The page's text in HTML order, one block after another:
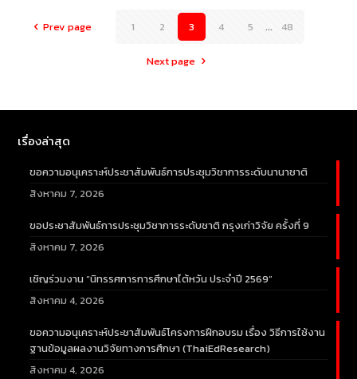
Prev page 1 2 3 4 5 ... 48
Next page
เรื่องล่าสุด
ขอความอนุเคราะห์ประชาสัมพันธ์การประชุมวิชาการระดับนานาชาติ
สิงหาคม 7, 2026
ขอประชาสัมพันธ์การประชุมวิชาการระดับชาติ กรุงเก่าวิจัย ครั้งที่ 9
สิงหาคม 7, 2026
เชิญร่วมงาน “นิทรรศการการศึกษาไต้หวัน ประจำปี 2569”
สิงหาคม 4, 2026
ขอความอนุเคราะห์ประชาสัมพันธ์โครงการฝึกอบรม เรื่อง วิธีการใช้งาน
ฐานข้อมูลผลงานวิจัยทางการศึกษา (ThaiEdResearch)
สิงหาคม 4, 2026